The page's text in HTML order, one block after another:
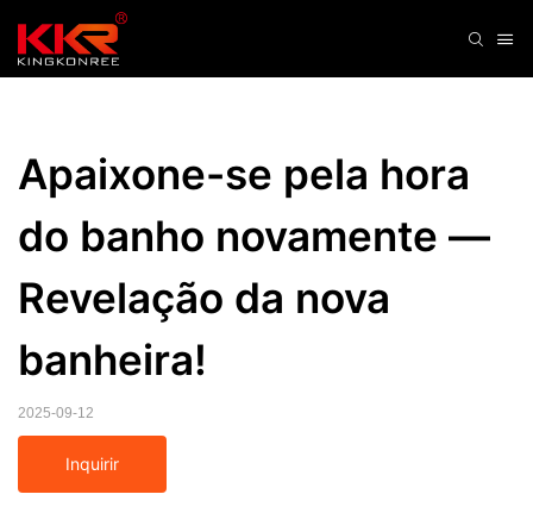
Apaixone-se pela hora
do banho novamente —
Revelação da nova
banheira!
2025-09-12
Inquirir